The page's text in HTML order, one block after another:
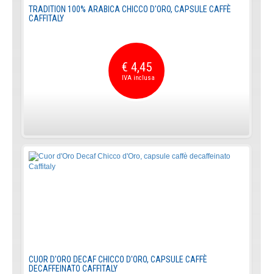
TRADITION 100% ARABICA CHICCO D'ORO, CAPSULE CAFFÈ
CAFFITALY
€ 4,45
CUOR D'ORO DECAF CHICCO D'ORO, CAPSULE CAFFÈ
DECAFFEINATO CAFFITALY